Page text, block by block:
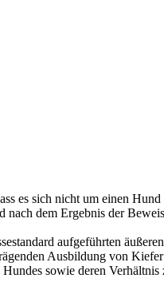
es sich nicht um einen
dem Ergebnis der
aufgeführten
Ausbildung von
sowie deren Verhältnis